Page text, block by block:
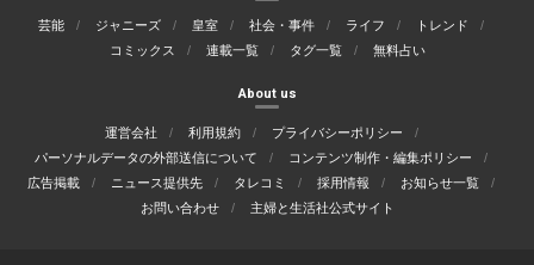
芸能 ジャニーズ 皇室 社会・事件 ライフ
トレンド
コミックス
連載一覧 タグ一覧 無料占い
About us
運営会社 利用規約
プライバシーポリシー
パーソナルデータの外部送信について
コンテンツ制作・編集ポリシー
広告掲載
ニュース提供先 タレコミ 採用情報
お知らせ一覧
お問い合わせ
主婦と生活社公式サイト